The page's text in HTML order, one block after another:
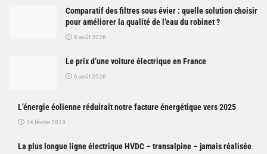
Comparatif des filtres sous évier : quelle solution choisir
pour améliorer la qualité de l’eau du robinet ?
8 août 2026
Le prix d’une voiture électrique en France
6 août 2026
L’énergie éolienne réduirait notre facture énergétique vers 2025
14 février 2013
La plus longue ligne électrique HVDC – transalpine – jamais réalisée